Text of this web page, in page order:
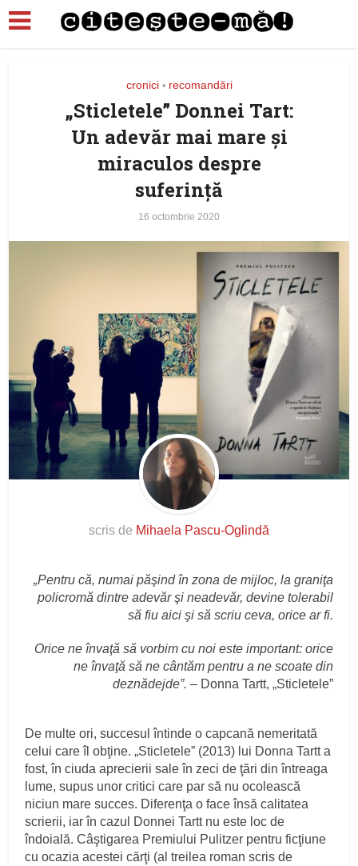
cronici • recomandări
„Sticletele” Donnei Tart:
Un adevăr mai mare şi
miraculos despre
suferinţă
16 octombrie 2020
scris de Mihaela Pascu-Oglindă
„Pentru că, numai păşind în zona de mijloc, la graniţa
policromă dintre adevăr şi neadevăr, devine tolerabil
să fiu aici şi să scriu ceva, orice ar fi.
Orice ne învaţă să vorbim cu noi este important: orice
ne învaţă să ne cântăm pentru a ne scoate din
deznădejde”. – Donna Tartt, „Sticletele”
De multe ori, succesul întinde o capcană nemeritată
celui care îl obţine. „Sticletele” (2013) lui Donna Tartt a
fost, în ciuda aprecierii sale în zeci de ţări din întreaga
lume, supus unor critici care par să nu ocolească
niciun mare succes. Diferenţa o face însă calitatea
scrierii, iar în cazul Donnei Tartt nu este loc de
îndoială. Câştigarea Premiului Pulitzer pentru ficţiune
cu ocazia acestei cărţi (al treilea roman scris de